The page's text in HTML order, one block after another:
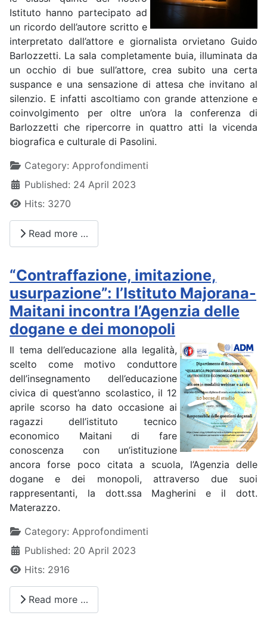
Istituto hanno partecipato ad
un ricordo dell’autore scritto e
interpretato dall’attore e giornalista orvietano Guido
Barlozzetti. La sala completamente buia, illuminata da
un occhio di bue sull’attore, crea subito una certa
suspance e una sensazione di attesa che invitano al
silenzio. E infatti ascoltiamo con grande attenzione e
coinvolgimento per oltre un’ora la conferenza di
Barlozzetti che ripercorre in quattro atti la vicenda
biografica e culturale di Pasolini.
DetailsCategory: Approfondimenti
Published: 24 April 2023
Hits: 3270
Read more …
“Contraffazione, imitazione,
usurpazione”: l’Istituto Majorana-
Maitani incontra l’Agenzia delle
dogane e dei monopoli
Il tema dell’educazione alla legalità,
scelto come motivo conduttore
dell’insegnamento dell’educazione
civica di quest’anno scolastico, il 12
aprile scorso ha dato occasione ai
ragazzi dell’istituto tecnico
economico Maitani di fare
conoscenza con un’istituzione
ancora forse poco citata a scuola, l’Agenzia delle
dogane e dei monopoli, attraverso due suoi
rappresentanti, la dott.ssa Magherini e il dott.
Materazzo.
DetailsCategory: Approfondimenti
Published: 20 April 2023
Hits: 2916
Read more …